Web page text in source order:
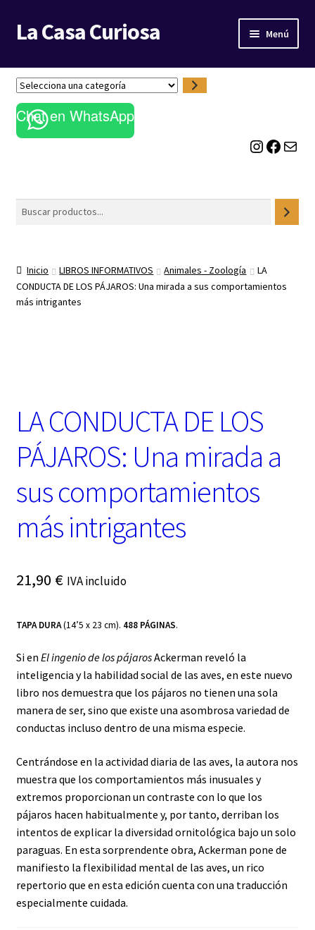
Ir
a
navegación
Ir
al
La Casa Curiosa Menú
LIBRERÍA
BLOG
S
e
l
e
a
c
a
a
Chat en WhatsApp
Instagram Facebook Correo electrónico
Buscar
Inicio LIBROS INFORMATIVOS Animales - Zoología
LA
CONDUCTA DE LOS PÁJAROS: Una mirada a sus comportamientos
más intrigantes
LA CONDUCTA DE LOS
PÁJAROS: Una mirada a
sus comportamientos
más intrigantes
21,90 € IVA incluido
TAPA DURA(14’5 x 23 cm). 488 PÁGINAS.
Si en El ingenio de los pájarosAckerman reveló la
inteligencia y la habilidad social de las aves, en este nuevo
libro nos demuestra que los pájaros no tienen una sola
manera de ser, sino que existe una asombrosa variedad de
conductas incluso dentro de una misma especie.
Centrándose en la actividad diaria de las aves, la autora nos
muestra que los comportamientos más inusuales y
extremos proporcionan un contraste con lo que los
pájaros hacen habitualmente y, por tanto, derriban los
intentos de explicar la diversidad ornitológica bajo un solo
paraguas. En esta sor­prendente obra, Ackerman pone de
manifiesto la flexibilidad mental de las aves, un rico
repertorio que en esta edición cuenta con una traducción
especialmente cuidada.